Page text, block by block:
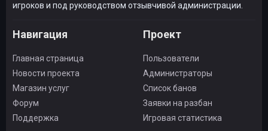
игроков и под руководством отзывчивой администрации.
Навигация
Главная страница
Новости проекта
Магазин услуг
Форум
Поддержка
Проект
Пользователи
Администраторы
Список банов
Заявки на разбан
Игровая статистика